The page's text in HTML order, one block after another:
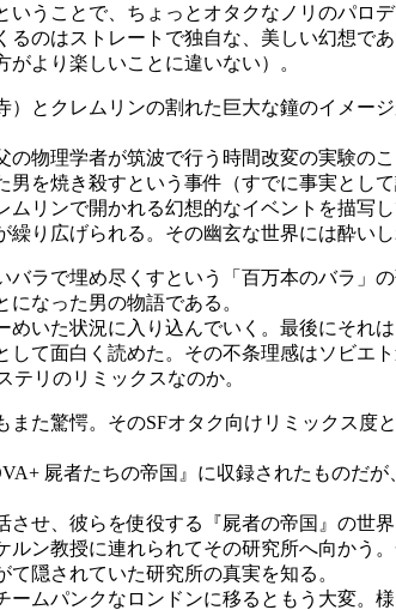
うことで、ちょっとオタクなノリのパロ
のはストレートで独自な、美しい幻想で
より楽しいことに違いない）。
とクレムリンの割れた巨大な鐘のイメー
物理学者が筑波で行う時間改変の実験の
を焼き殺すという事件（すでに事実とし
リンで開かれる幻想的なイベントを描写
り広げられる。その幽玄な世界には酔いし
ラで埋め尽くすという「百万本のバラ」
なった男の物語である。
いた状況に入り込んでいく。最後にそ
て面白く読めた。その不条理感はソビエ
リのリミックスなのか。
た驚愕。そのSFオタク向けリミックス度
屍者たちの帝国』に収録されたものだ
せ、彼らを使役する『屍者の帝国』の世
ン教授に連れられてその研究所へ向かう
隠されていた研究所の真実を知る。
ムパンクなロンドンに移るともう大変。